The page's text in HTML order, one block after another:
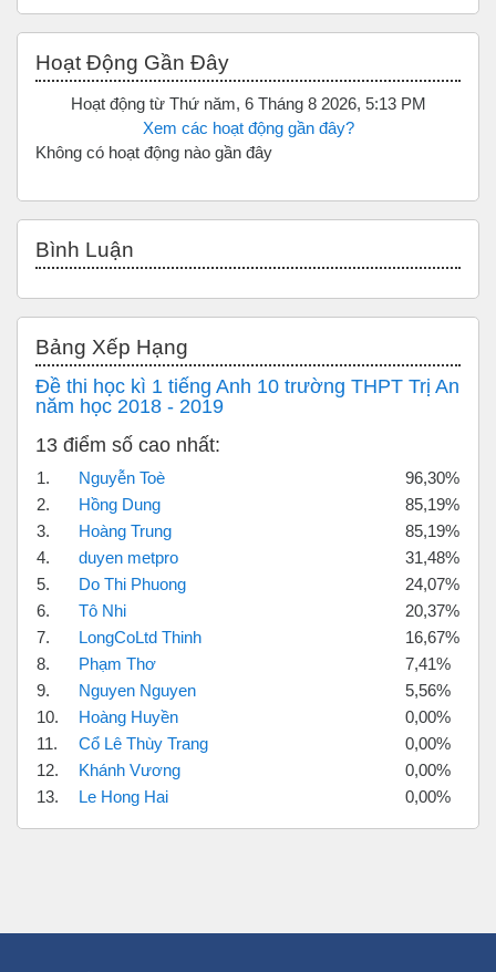
Hoạt Động Gần Đây
Hoạt động từ Thứ năm, 6 Tháng 8 2026, 5:13 PM
Xem các hoạt động gần đây?
Không có hoạt động nào gần đây
Bình Luận
Bảng Xếp Hạng
Đề thi học kì 1 tiếng Anh 10 trường THPT Trị An
năm học 2018 - 2019
13 điểm số cao nhất:
1. Nguyễn Toè
96,30%
2.
Hồng Dung
85,19%
3.
Hoàng Trung
85,19%
4.
duyen metpro
31,48%
5.
Do Thi Phuong
24,07%
6.
Tô Nhi
20,37%
7.
LongCoLtd Thinh
16,67%
8.
Phạm Thơ
7,41%
9.
Nguyen Nguyen
5,56%
10.
Hoàng Huyền
0,00%
11.
Cổ Lê Thùy Trang
0,00%
12.
Khánh Vương
0,00%
13.
Le Hong Hai 0,00%